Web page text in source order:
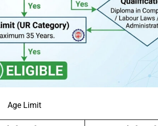
Age Limit